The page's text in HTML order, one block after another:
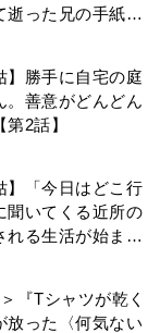
逝った兄の手紙を
】勝手に自宅の庭
。善意がどんどん
2話】
】「今日はどこ行
聞いてくる近所の
れる生活が始ま
『Tシャツが乾く
放った〈何気ない